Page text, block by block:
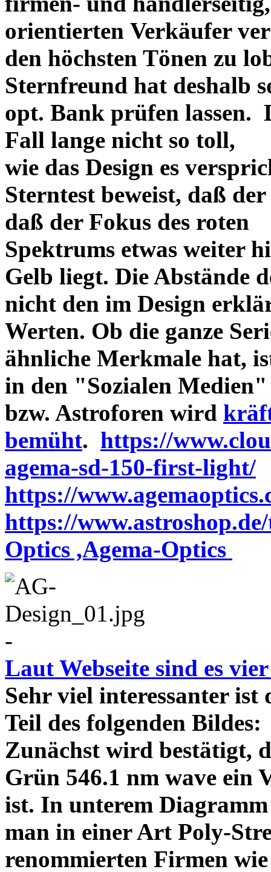
orientierten Verkäufer
den höchsten Tönen zu
Sternfreund hat deshalb
opt. Bank prüfen lassen.
Fall lange nicht so toll,
wie das Design es
Sterntest beweist, daß
daß der Fokus des roten
Spektrums etwas weiter
Gelb liegt. Die Abstände
nicht den im Design
Werten. Ob die ganze
ähnliche Merkmale hat,
in den "Sozialen Medien"
bzw. Astroforen wird
bemüht. https://
agema-sd-150-first-light/
https://
https://
Optics ,Agema-Optics
-
Laut Webseite sind es
Sehr viel interessanter
Teil des folgenden
Zunächst wird bestätigt,
Grün 546.1 nm wave ein
ist. In unterem
man in einer Art Poly-
renommierten Firmen